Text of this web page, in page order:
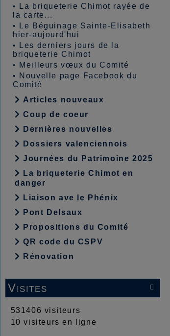
•
La briqueterie Chimot rayée de
la carte...
•
Le Béguinage Sainte-Elisabeth
hier-aujourd'hui
•
Les derniers jours de la
briqueterie Chimot
• Meilleurs vœux du Comité
• Nouvelle page Facebook du
Comité
Articles nouveaux
Coup de coeur
Dernières nouvelles
Dossiers valenciennois
Journées du Patrimoine 2025
La briqueterie Chimot en
danger
Liaison ave le Phénix
Pont Delsaux
Propositions du Comité
QR code du CSPV
Rénovation

Visites
531406 visiteurs
10 visiteurs en ligne